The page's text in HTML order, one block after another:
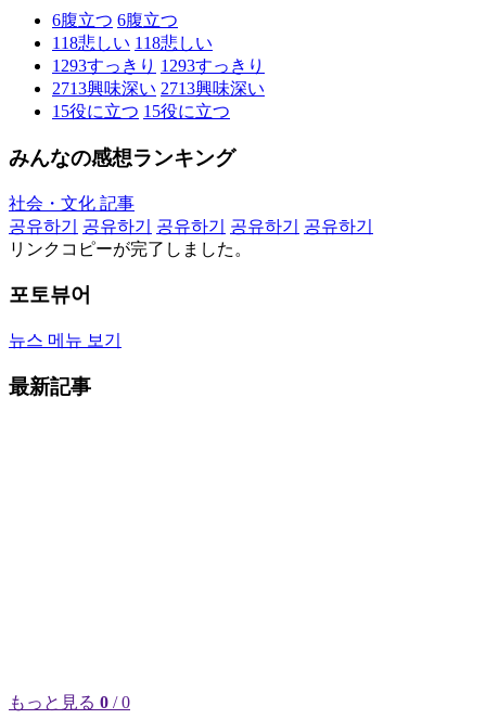
6腹立つ 6腹立つ
118悲しい 118悲しい
1293すっきり 1293すっきり
2713興味深い 2713興味深い
15役に立つ 15役に立つ
みんなの感想ランキング
社会・文化 記事
공유하기
공유하기 공유하기 공유하기
공유하기
リンクコピーが完了しました。
포토뷰어
뉴스 메뉴 보기
最新記事
もっと見る 0 / 0